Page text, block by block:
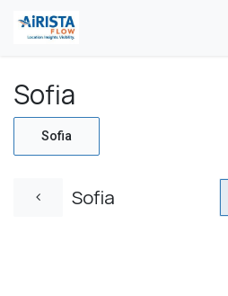
Sofia
Sofia
Sofia